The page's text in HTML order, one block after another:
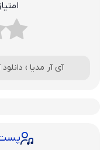
آی آر مدیا ›
پست